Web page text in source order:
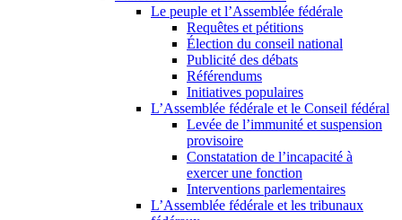
Le peuple et l’Assemblée fédérale
Requêtes et pétitions
Élection du conseil national
Publicité des débats
Référendums
Initiatives populaires
L’Assemblée fédérale et le Conseil fédéral
Levée de l’immunité et suspension
provisoire
Constatation de l’incapacité à
exercer une fonction
Interventions parlementaires
L’Assemblée fédérale et les tribunaux